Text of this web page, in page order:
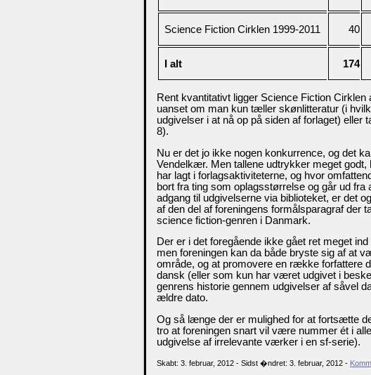
Science Fiction Cirklen 1999-2011 40
I alt 174
Rent kvantitativt ligger Science Fiction
uanset om man kun tæller skønlitteratur (i
udgivelser i at nå op på siden af forlaget) eller
8).
Nu er det jo ikke nogen konkurrence, og det
Vendelkær. Men tallene udtrykker meget godt,
har lagt i forlagsaktiviteterne, og hvor
bort fra ting som oplagsstørrelse og går ud fra
adgang til udgivelserne via biblioteket, er det
af den del af foreningens formålsparagraf der
science fiction-genren i Danmark.
Der er i det foregående ikke gået ret meget
men foreningen kan da både bryste sig af at
område, og at promovere en række forfattere
dansk (eller som kun har været udgivet i
genrens historie gennem udgivelser af såvel
ældre dato.
Og så længe der er mulighed for at fortsætte
tro at foreningen snart vil være nummer ét i
udgivelse af irrelevante værker i en sf-serie).
Skabt: 3. februar, 2012 - Sidst �ndret: 3. februar, 2012 -